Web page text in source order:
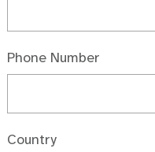
Phone Number
Country